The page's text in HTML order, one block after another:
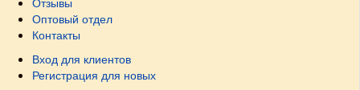
Оптовый отдел
Контакты
Вход для клиентов
Регистрация для новых